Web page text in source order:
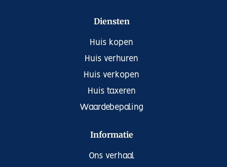
Diensten
Huis kopen
Huis verhuren
Huis verkopen
Huis taxeren
Waardebepaling
Informatie
Ons verhaal